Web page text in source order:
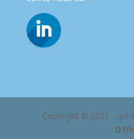
Copyright © 2021 - qvt